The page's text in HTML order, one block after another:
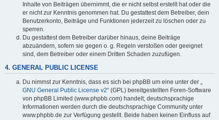
Inhalte von Beiträgen übernimmt, die er nicht selbst erstellt hat oder die
er nicht zur Kenntnis genommen hat. Du gestattest dem Betreiber, dein
Benutzerkonto, Beiträge und Funktionen jederzeit zu löschen oder zu
sperren.
Du gestattest dem Betreiber darüber hinaus, deine Beiträge
abzuändern, sofern sie gegen o. g. Regeln verstoßen oder geeignet
sind, dem Betreiber oder einem Dritten Schaden zuzufügen.
4. GENERAL PUBLIC LICENSE
Du nimmst zur Kenntnis, dass es sich bei phpBB um eine unter der „
GNU General Public License v2“ (GPL) bereitgestellten Foren-Software
von phpBB Limited (www.phpbb.com) handelt; deutschsprachige
Informationen werden durch die deutschsprachige Community unter
www.phpbb.de zur Verfügung gestellt. Beide haben keinen Einfluss auf